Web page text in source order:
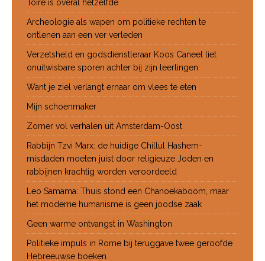
Toire is overal hetzelfde
Archeologie als wapen om politieke rechten te
ontlenen aan een ver verleden
Verzetsheld en godsdienstleraar Koos Caneel liet
onuitwisbare sporen achter bij zijn leerlingen
Want je ziel verlangt ernaar om vlees te eten
Mijn schoenmaker
Zomer vol verhalen uit Amsterdam-Oost
Rabbijn Tzvi Marx: de huidige Chillul Hashem-
misdaden moeten juist door religieuze Joden en
rabbijnen krachtig worden veroordeeld
Leo Samama: Thuis stond een Chanoekaboom, maar
het moderne humanisme is geen joodse zaak
Geen warme ontvangst in Washington
Politieke impuls in Rome bij teruggave twee geroofde
Hebreeuwse boeken